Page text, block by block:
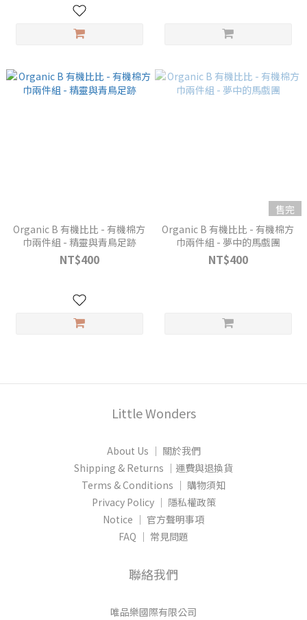
Organic B 有機比比 - 有機棉方
巾兩件組 - 精靈與青鳥足跡
NT$400
售完
Organic B 有機比比 - 有機棉方
巾兩件組 - 夢中的馬戲團
NT$400
Little Wonders
About Us │ 關於我們
Shipping & Returns │運費與退換貨
Terms & Conditions │ 購物須知
Privacy Policy │ 隱私權政策
Notice │ 官方聲明事項
FAQ │ 常見問題
聯絡我們
唯品樂國際有限公司